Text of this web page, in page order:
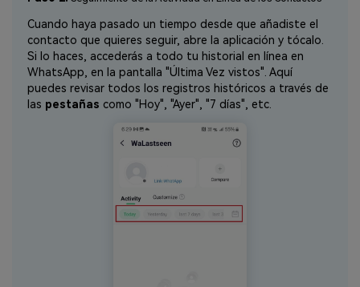
Cuando haya pasado un tiempo desde que añadiste el
contacto que quieres seguir, abre la aplicación y tócalo.
Si lo haces, accederás a todo tu historial en línea en
WhatsApp, en la pantalla "Última Vez vistos". Aquí
puedes revisar todos los registros históricos a través de
las pestañas como "Hoy", "Ayer", "7 días", etc.